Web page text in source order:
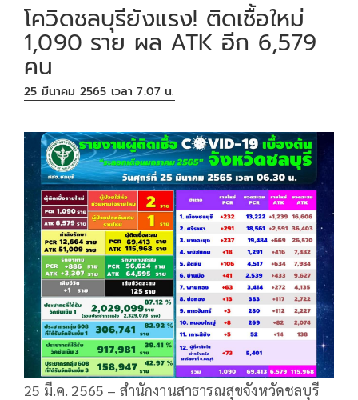
โควิดชลบุรียังแรง! ติดเชื้อใหม่
1,090 ราย ผล ATK อีก 6,579
คน
25 มีนาคม 2565 เวลา 7:07 น.
25 มี.ค. 2565 – สำนักงานสาธารณสุขจังหวัดชลบุรี